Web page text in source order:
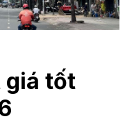
giá tốt